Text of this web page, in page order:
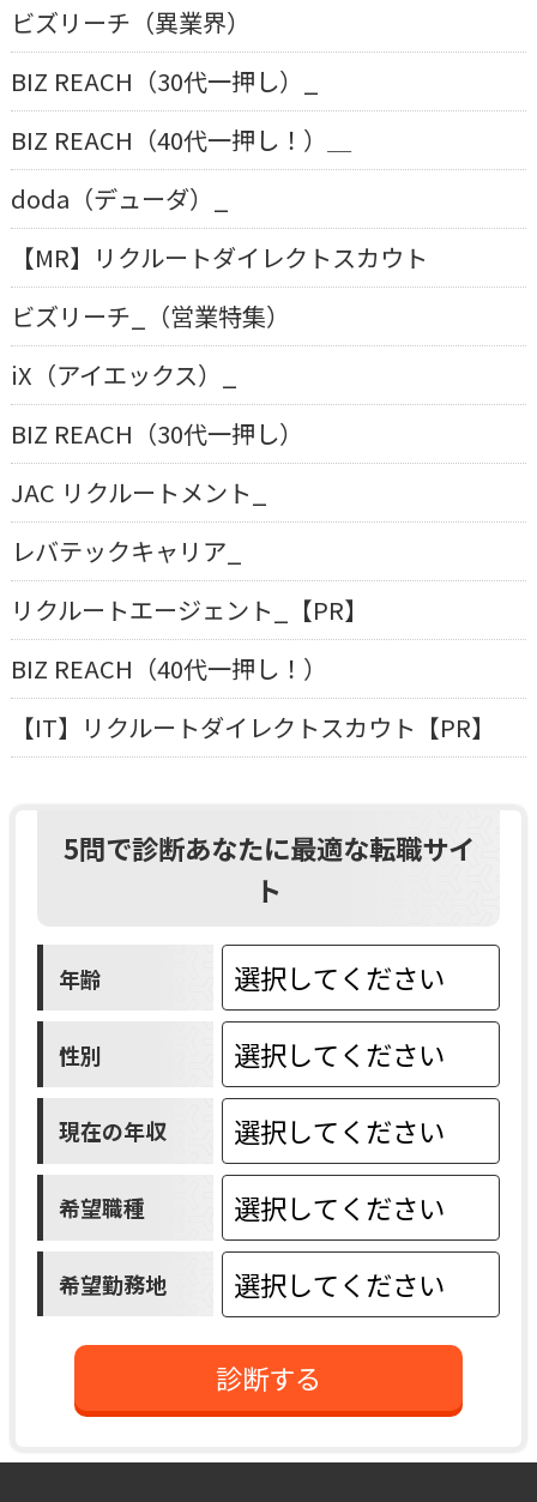
ビズリーチ（異業界）
BIZ REACH（30代一押し）_
BIZ REACH（40代一押し！）＿
doda（デューダ）_
【MR】リクルートダイレクトスカウト
ビズリーチ_（営業特集）
iX（アイエックス）_
BIZ REACH（30代一押し）
JAC リクルートメント_
レバテックキャリア_
リクルートエージェント_【PR】
BIZ REACH（40代一押し！）
【IT】リクルートダイレクトスカウト【PR】
5問で診断あなたに最適な転職サイ
ト
年齢
性別
現在の年収
希望職種
希望勤務地